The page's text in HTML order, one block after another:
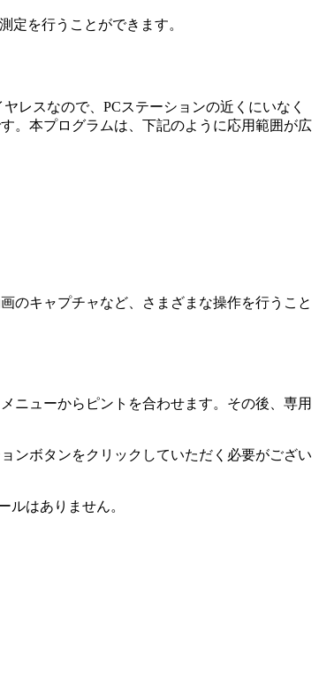
定を行うことができます。
レスなので、PCステーションの近くにいなく
。本プログラムは、下記のように応用範囲が広
のキャプチャなど、さまざまな操作を行うこと
ニューからピントを合わせます。その後、専用
ンボタンをクリックしていただく必要がござい
はありません。